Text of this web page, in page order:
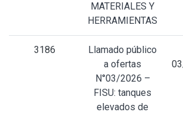
MATERIALES Y
HERRAMIENTAS
3186
Llamado público
a ofertas
N°03/2026 –
FISU: tanques
elevados de